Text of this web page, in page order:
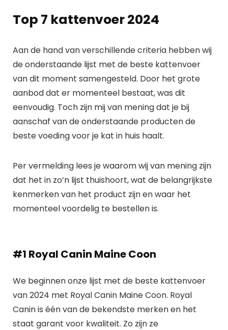
Top 7 kattenvoer 2024
Aan de hand van verschillende criteria hebben wij
de onderstaande lijst met de beste kattenvoer
van dit moment samengesteld. Door het grote
aanbod dat er momenteel bestaat, was dit
eenvoudig. Toch zijn mij van mening dat je bij
aanschaf van de onderstaande producten de
beste voeding voor je kat in huis haalt.
Per vermelding lees je waarom wij van mening zijn
dat het in zo’n lijst thuishoort, wat de belangrijkste
kenmerken van het product zijn en waar het
momenteel voordelig te bestellen is.
#1 Royal Canin Maine Coon
We beginnen onze lijst met de beste kattenvoer
van 2024 met Royal Canin Maine Coon. Royal
Canin is één van de bekendste merken en het
staat garant voor kwaliteit. Zo zijn ze